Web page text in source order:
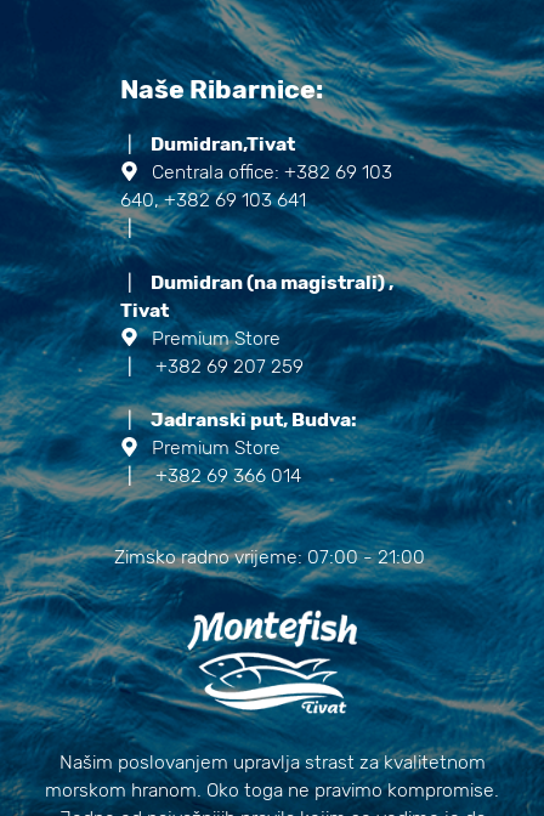
Naše Ribarnice:
|
Dumidran,Tivat
Centrala office: +382 69 103
640, +382 69 103 641
|
Dumidran (na magistrali) ,
Tivat
Premium Store
|
+382 69 207 259
|
Jadranski put, Budva:
Premium Store
|
+382 69 366 014
Zimsko radno vrijeme: 07:00 - 21:00
Našim poslovanjem upravlja strast za kvalitetnom
morskom hranom. Oko toga ne pravimo kompromise.